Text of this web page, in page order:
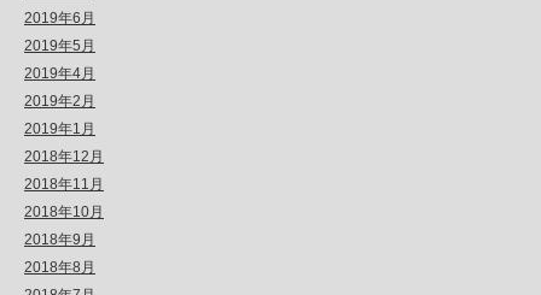
2019年6月
2019年5月
2019年4月
2019年2月
2019年1月
2018年12月
2018年11月
2018年10月
2018年9月
2018年8月